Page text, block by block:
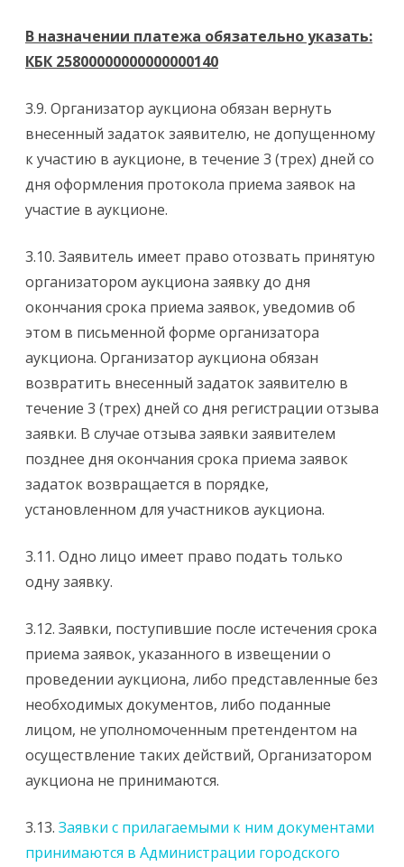
В назначении платежа обязательно указать:
КБК 25800000000000000140
3.9. Организатор аукциона обязан вернуть
внесенный задаток заявителю, не допущенному
к участию в аукционе, в течение 3 (трех) дней со
дня оформления протокола приема заявок на
участие в аукционе.
3.10. Заявитель имеет право отозвать принятую
организатором аукциона заявку до дня
окончания срока приема заявок, уведомив об
этом в письменной форме организатора
аукциона. Организатор аукциона обязан
возвратить внесенный задаток заявителю в
течение 3 (трех) дней со дня регистрации отзыва
заявки. В случае отзыва заявки заявителем
позднее дня окончания срока приема заявок
задаток возвращается в порядке,
установленном для участников аукциона.
3.11. Одно лицо имеет право подать только
одну заявку.
3.12. Заявки, поступившие после истечения срока
приема заявок, указанного в извещении о
проведении аукциона, либо представленные без
необходимых документов, либо поданные
лицом, не уполномоченным претендентом на
осуществление таких действий, Организатором
аукциона не принимаются.
3.13. Заявки с прилагаемыми к ним документами
принимаются в Администрации городского